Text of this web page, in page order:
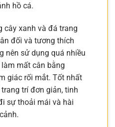
hồ cá.
cây xanh và đá trang
đối và tương thích
nên sử dụng quá nhiều
mất cân bằng
giác rối mắt. Tốt nhất
trí đơn giản, tinh
sự thoải mái và hài